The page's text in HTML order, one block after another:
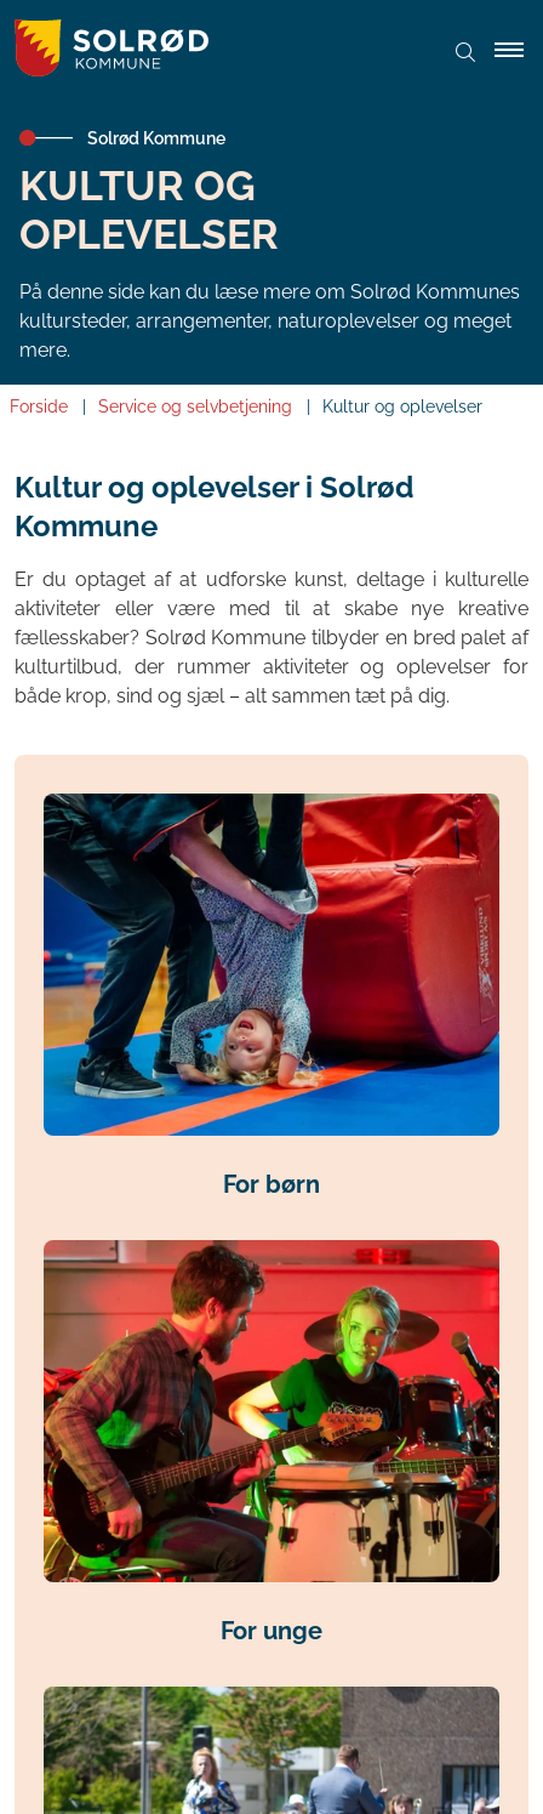
Solrød Kommune
KULTUR OG
OPLEVELSER
På denne side kan du læse mere om Solrød Kommunes
kultursteder, arrangementer, naturoplevelser og meget
mere.
Forside Service og selvbetjening Kultur og oplevelser
Kultur og oplevelser i Solrød
Kommune
Er du optaget af at udforske kunst, deltage i kulturelle
aktiviteter eller være med til at skabe nye kreative
fællesskaber? Solrød Kommune tilbyder en bred palet af
kulturtilbud, der rummer aktiviteter og oplevelser for
både krop, sind og sjæl – alt sammen tæt på dig.
For børn
For unge